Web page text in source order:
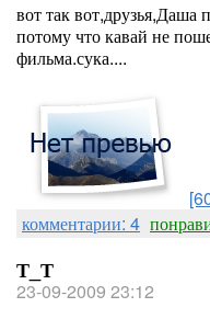
вот так вот,друзья,Даша
потому что кавай не
фильма.сука....
комментарии: 4
Т_Т
23-09-2009 23:12